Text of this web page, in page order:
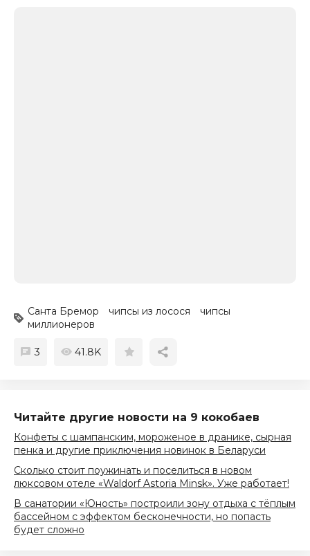
Санта Бремор чипсы из лосося
чипсы
миллионеров
3 41.8K
Читайте другие новости на 9 кокобаев
Конфеты с шампанским, мороженое в дранике, сырная
пенка и другие приключения новинок в Беларуси
Сколько стоит поужинать и поселиться в новом
люксовом отеле «Waldorf Astoria Minsk». Уже работает!
В санатории «Юность» построили зону отдыха с тёплым
бассейном с эффектом бесконечности, но попасть
будет сложно